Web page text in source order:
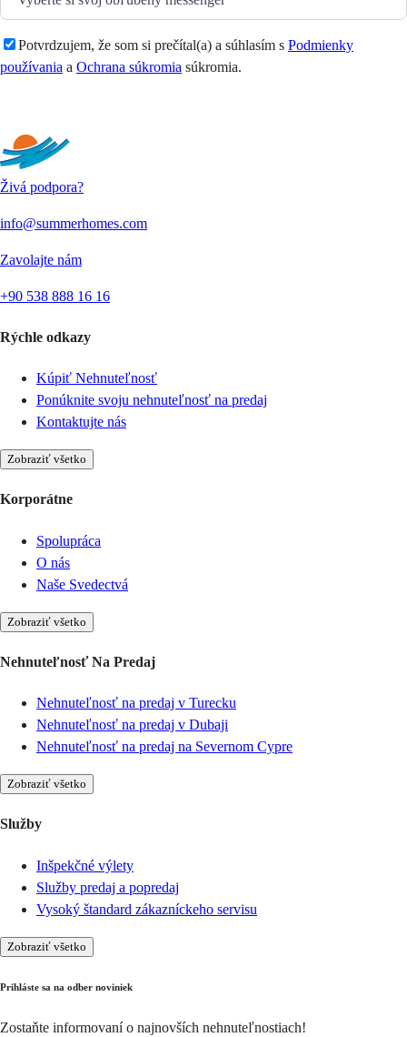
Potvrdzujem, že som si prečítal(a) a súhlasím s Podmienky
používania a Ochrana súkromia súkromia.
Živá podpora?
info@summerhomes.com
Zavolajte nám
+90 538 888 16 16
Rýchle odkazy
Kúpiť Nehnuteľnosť
Ponúknite svoju nehnuteľnosť na predaj
Kontaktujte nás
Zobraziť všetko
Korporátne
Spolupráca
O nás
Naše Svedectvá
Zobraziť všetko
Nehnuteľnosť Na Predaj
Nehnuteľnosť na predaj v Turecku
Nehnuteľnosť na predaj v Dubaji
Nehnuteľnosť na predaj na Severnom Cypre
Zobraziť všetko
Služby
Inšpekčné výlety
Služby predaj a popredaj
Vysoký štandard zákazníckeho servisu
Zobraziť všetko
Prihláste sa na odber noviniek
Zostaňte informovaní o najnovších nehnuteľnostiach!